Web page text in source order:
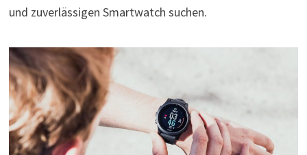
und zuverlässigen Smartwatch suchen.